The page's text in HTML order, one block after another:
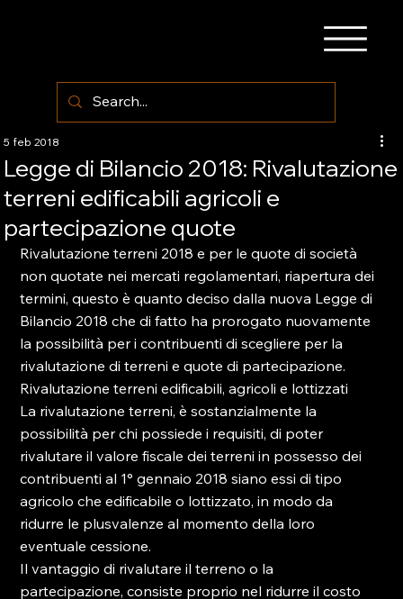
Legge di Bilancio 2018: Rivalutazione
terreni edificabili agricoli e
partecipazione quote
5 feb 2018
Rivalutazione terreni 2018 e per le quote di società
non quotate nei mercati regolamentari, riapertura dei
termini, questo è quanto deciso dalla nuova Legge di
Bilancio 2018 che di fatto ha prorogato nuovamente
la possibilità per i contribuenti di scegliere per la
rivalutazione di terreni e quote di partecipazione.
Rivalutazione terreni edificabili, agricoli e lottizzati
La rivalutazione terreni, è sostanzialmente la
possibilità per chi possiede i requisiti, di poter
rivalutare il valore fiscale dei terreni in possesso dei
contribuenti al 1° gennaio 2018 siano essi di tipo
agricolo che edificabile o lottizzato, in modo da
ridurre le plusvalenze al momento della loro
eventuale cessione.
Il vantaggio di rivalutare il terreno o la
partecipazione, consiste proprio nel ridurre il costo